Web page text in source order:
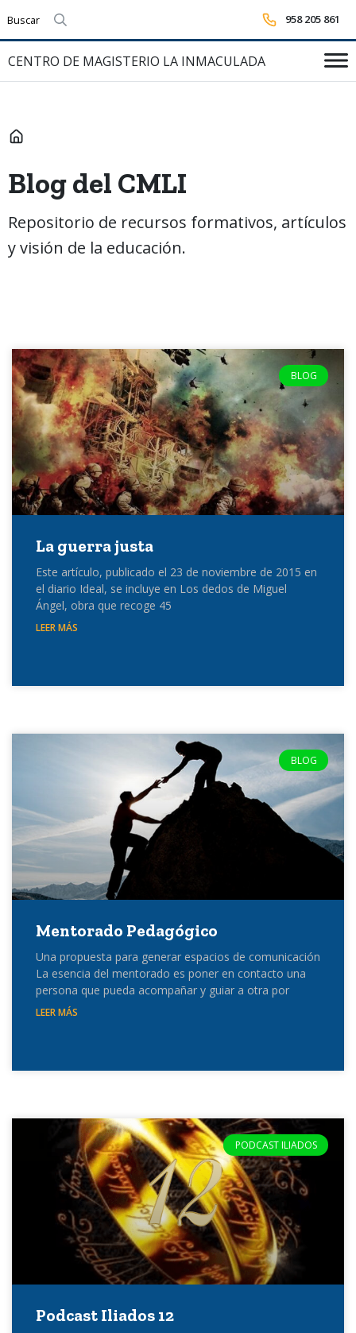
Realizar búsqueda 958 205 861
CENTRO DE MAGISTERIO LA INMACULADA
INICIO
Blog del CMLI
Repositorio de recursos formativos, artículos
y visión de la educación.
BLOG
La guerra justa
Este artículo, publicado el 23 de noviembre de 2015 en
el diario Ideal, se incluye en Los dedos de Miguel
Ángel, obra que recoge 45
LEER MÁS
BLOG
Mentorado Pedagógico
Una propuesta para generar espacios de comunicación
La esencia del mentorado es poner en contacto una
persona que pueda acompañar y guiar a otra por
LEER MÁS
PODCAST ILIADOS
Podcast Iliados 12